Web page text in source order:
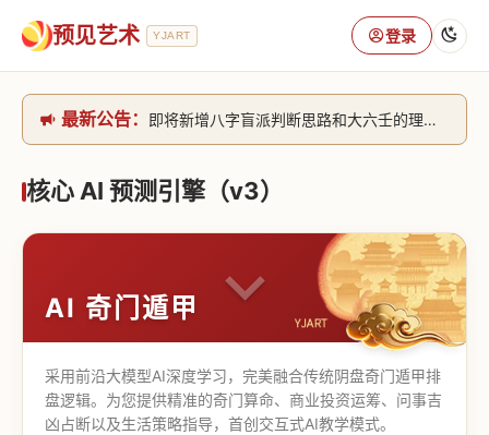
预见艺术 YJART 登录
最新公告：
即将新增八字盲派判断思路和大六壬的理气+取像判断思路。[内侧中，捐赠会员可用]2026/6/30
网站升级完成，升级全模块的算法，限时开放用户注册。2026/6/27
核心 AI 预测引擎（v3）
AI 奇门遁甲
采用前沿大模型AI深度学习，完美融合传统阴盘奇门遁甲排
盘逻辑。为您提供精准的奇门算命、商业投资运筹、问事吉
凶占断以及生活策略指导，首创交互式AI教学模式。